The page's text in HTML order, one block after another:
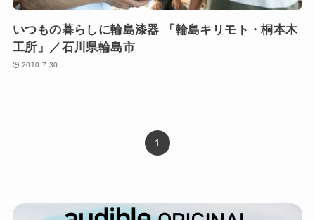
いつもの暮らしに輪島漆器 「輪島キリモト・桐本木
工所」／石川県輪島市
2010.7.30
1